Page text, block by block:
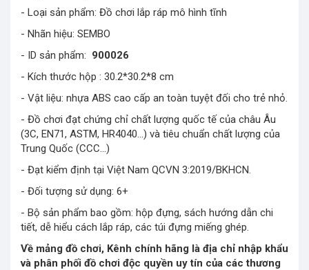
- Loại sản phẩm: Đồ chơi lắp ráp mô hình tĩnh
- Nhãn hiệu: SEMBO
- ID sản phẩm: 900026
- Kích thước hộp : 30.2*30.2*8 cm
- Vật liệu: nhựa ABS cao cấp an toàn tuyệt đối cho trẻ nhỏ.
- Đồ chơi đạt chứng chỉ chất lượng quốc tế của châu Âu
(3C, EN71, ASTM, HR4040…) và tiêu chuẩn chất lượng của
Trung Quốc (CCC…)
- Đạt kiểm định tại Việt Nam QCVN 3:2019/BKHCN.
- Đối tượng sử dụng: 6+
- Bộ sản phẩm bao gồm: hộp đựng, sách hướng dẫn chi
tiết, dễ hiểu cách lắp ráp, các túi đựng miếng ghép.
Về mảng đồ chơi, Kênh chính hãng là địa chỉ nhập khẩu
và phân phối đồ chơi độc quyền uy tín của các thương